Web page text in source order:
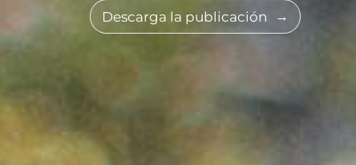
Descarga la publicación